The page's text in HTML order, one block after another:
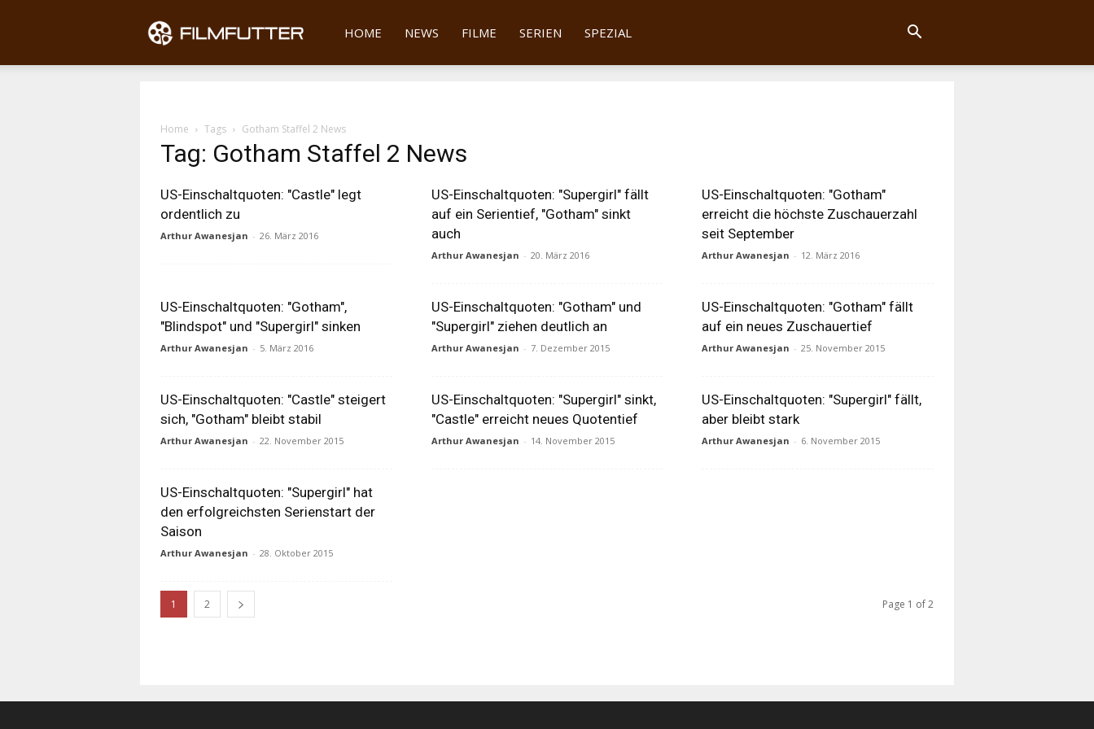
Filmfutter
HOME NEWS FILME SERIEN SPEZIAL
Home Tags Gotham Staffel 2 News
Tag: Gotham Staffel 2 News
US-Einschaltquoten: "Castle" legt
ordentlich zu
Arthur Awanesjan - 26. März 2016
US-Einschaltquoten: "Supergirl" fällt
auf ein Serientief, "Gotham" sinkt
auch
Arthur Awanesjan - 20. März 2016
US-Einschaltquoten: "Gotham"
erreicht die höchste Zuschauerzahl
seit September
Arthur Awanesjan - 12. März 2016
US-Einschaltquoten: "Gotham",
"Blindspot" und "Supergirl" sinken
Arthur Awanesjan - 5. März 2016
US-Einschaltquoten: "Gotham" und
"Supergirl" ziehen deutlich an
Arthur Awanesjan - 7. Dezember 2015
US-Einschaltquoten: "Gotham" fällt
auf ein neues Zuschauertief
Arthur Awanesjan - 25. November 2015
US-Einschaltquoten: "Castle" steigert
sich, "Gotham" bleibt stabil
Arthur Awanesjan - 22. November 2015
US-Einschaltquoten: "Supergirl" sinkt,
"Castle" erreicht neues Quotentief
Arthur Awanesjan - 14. November 2015
US-Einschaltquoten: "Supergirl" fällt,
aber bleibt stark
Arthur Awanesjan - 6. November 2015
US-Einschaltquoten: "Supergirl" hat
den erfolgreichsten Serienstart der
Saison
Arthur Awanesjan - 28. Oktober 2015
1 2 Page 1 of 2